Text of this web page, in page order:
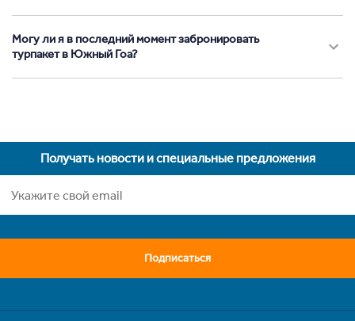
Могу ли я в последний момент забронировать
турпакет в Южный Гоа?
Получать новости и специальные предложения
Подписаться